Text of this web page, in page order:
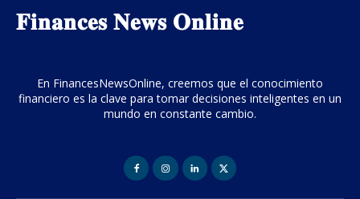
𝐅𝐢𝐧𝐚𝐧𝐜𝐞𝐬 𝐍𝐞𝐰𝐬 𝐎𝐧𝐥𝐢𝐧𝐞
En FinancesNewsOnline, creemos que el conocimiento
financiero es la clave para tomar decisiones inteligentes en un
mundo en constante cambio.